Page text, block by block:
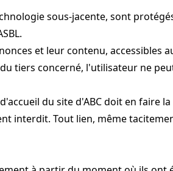
sous-jacente, sont
et leur contenu, accessibles
tiers concerné, l'utilisateur ne
du site d'ABC doit en faire
interdit. Tout lien, même